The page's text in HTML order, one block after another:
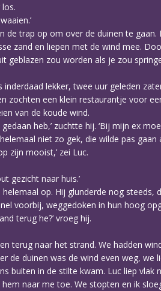
de trap op om over de duinen te
zand en liepen met de wind mee.
geblazen zou worden als je zou
inderdaad lekker, twee uur geleden
zochten een klein restaurantje voor
van de koude wind.
gedaan heb,’ zuchtte hij. ‘Bij mijn ex
niet zo gek, die wilde pas gaan
zijn mooist,’ zei Luc.
gezicht naar huis.’
op. Hij glunderde nog
voorbij, weggedoken in hun hoog
terug he?’ vroeg hij.
terug naar het strand. We hadden
de duinen was de wind even weg,
buiten in de stilte kwam. Luc liep
naar me toe. We stopten en ik